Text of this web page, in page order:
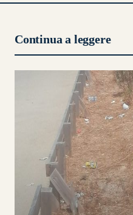
Continua a leggere